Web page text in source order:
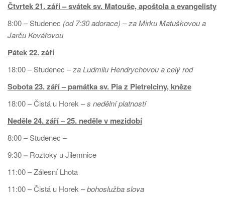
Čtvrtek 21. září– svátek sv. Matouše, apoštola a evangelisty
8:00 – Studenec (od 7:30 adorace) – za Mirku Matuškovou a
Jarču Kovářovou
Pátek 22. září
18:00 – Studenec –za Ludmilu Hendrychovou a celý rod
Sobota 23. září –památka sv. Pia z Pietrelciny, kněze
18:00 – Čistá u Horek –s nedělní platností
Neděle 24. září – 25. neděle v mezidobí
8:00 – Studenec –
9:30–Roztoky u Jilemnice
11:00 – Zálesní Lhota
11:00 – Čistá u Horek –bohoslužba slova